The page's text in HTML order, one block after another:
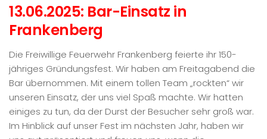
13.06.2025: Bar-Einsatz in
Frankenberg
Die Freiwillige Feuerwehr Frankenberg feierte ihr 150-
jähriges Gründungsfest. Wir haben am Freitagabend die
Bar übernommen. Mit einem tollen Team „rockten“ wir
unseren Einsatz, der uns viel Spaß machte. Wir hatten
einiges zu tun, da der Durst der Besucher sehr groß war.
Im Hinblick auf unser Fest im nächsten Jahr, haben wir